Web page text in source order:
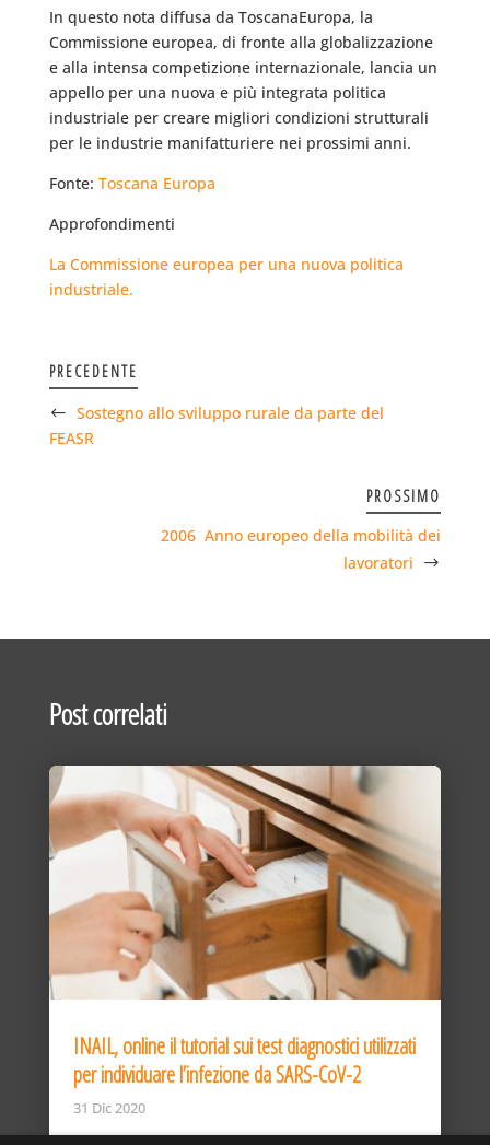
In questo nota diffusa da ToscanaEuropa, la
Commissione europea, di fronte alla globalizzazione
e alla intensa competizione internazionale, lancia un
appello per una nuova e più integrata politica
industriale per creare migliori condizioni strutturali
per le industrie manifatturiere nei prossimi anni.
Fonte: Toscana Europa
Approfondimenti
La Commissione europea per una nuova politica
industriale.
PRECEDENTE
Sostegno allo sviluppo rurale da parte del
FEASR
PROSSIMO
2006  Anno europeo della mobilità dei
lavoratori
Post correlati
INAIL, online il tutorial sui test diagnostici utilizzati
per individuare l’infezione da SARS-CoV-2
31 Dic 2020